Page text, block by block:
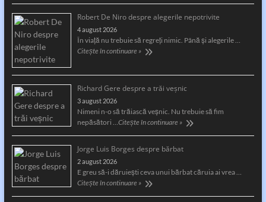
Robert De Niro despre alegerile nepotrivite
4 august 2026
În viață nu trebuie să regreți nimic. Până și alegerile …
Citește în continuare »
Richard Gere despre a trăi veșnic
3 august 2026
Nimeni n-o să trăiască veșnic. Nu trebuie să fim
nepăsători …Citește în continuare »
Jorge Luis Borges despre bărbat
2 august 2026
E greu să-i dăruiești ceva unui bărbat căruia ai vrea …
Citește în continuare »